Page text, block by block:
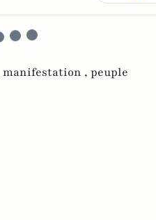
manifestation , peuple